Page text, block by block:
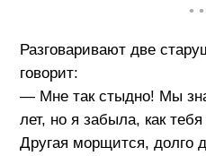
•
Разговаривают две
говорит:
— Мне так стыдно! Мы
лет, но я забыла, как тебя
Другая морщится, долго